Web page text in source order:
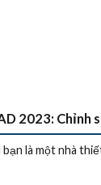
2023: Chỉnh
là một nhà